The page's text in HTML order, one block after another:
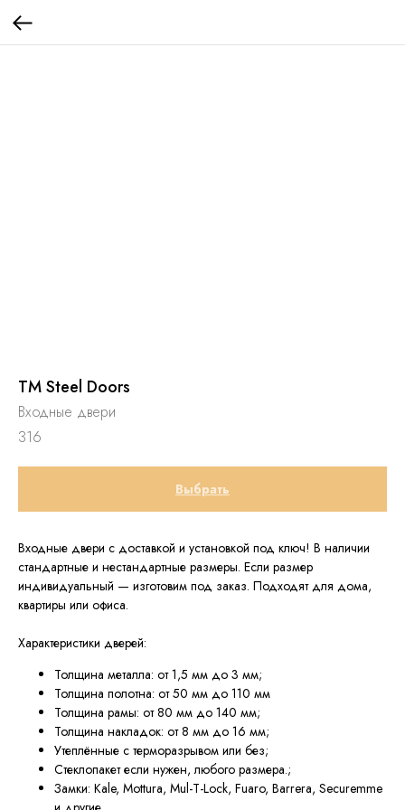
TM Steel Doors
Входные двери
316
Выбрать
Входные двери с доставкой и установкой под ключ! В наличии
стандартные и нестандартные размеры. Если размер
индивидуальный — изготовим под заказ. Подходят для дома,
квартиры или офиса.
Характеристики дверей:
Толщина металла: от 1,5 мм до 3 мм;
Толщина полотна: от 50 мм до 110 мм
Толщина рамы: от 80 мм до 140 мм;
Толщина накладок: от 8 мм до 16 мм;
Утеплённые с терморазрывом или без;
Стеклопакет если нужен, любого размера.;
Замки: Kale, Mottura, Mul-T-Lock, Fuaro, Barrera, Securemme